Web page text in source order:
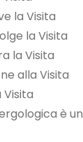
la Visita
la Visita
la Visita
alla Visita
Visita
è un